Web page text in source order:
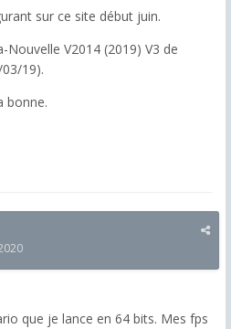
sur ce site début juin.
V2014 (2019) V3 de
19).
bonne.
que je lance en 64 bits. Mes fps